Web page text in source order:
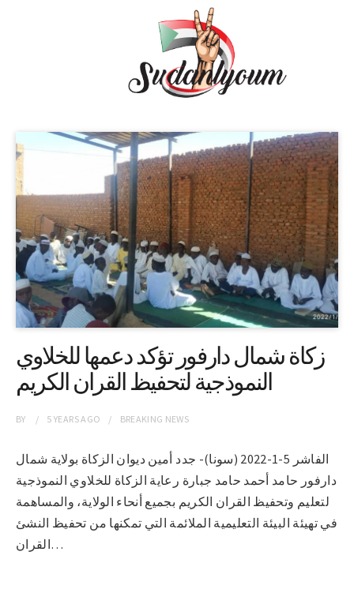
زكاة شمال دارفور تؤكد دعمها للخلاوي
النموذجية لتحفيظ القران الكريم
BY 5 YEARSAGO BREAKING NEWS
الفاشر 5-1-2022 (سونا)- جدد أمين ديوان الزكاة بولاية شمال
دارفور حامد أحمد حامد جبارة رعاية الزكاة للخلاوي النموذجية
لتعليم وتحفيظ القران الكريم بجميع أنحاء الولاية، والمساهمة
في تهيئة البيئة التعليمية الملائمة التي تمكنها من تحفيظ النشئ
القران…